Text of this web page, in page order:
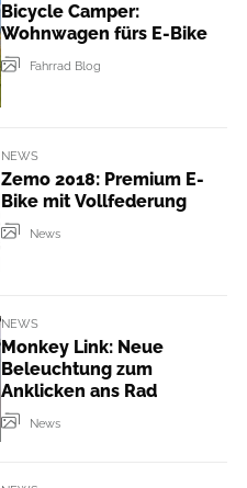
Bicycle Camper:
Wohnwagen fürs E-Bike
Fahrrad Blog
NEWS
Zemo 2018: Premium E-
Bike mit Vollfederung
News
NEWS
Monkey Link: Neue
Beleuchtung zum
Anklicken ans Rad
News